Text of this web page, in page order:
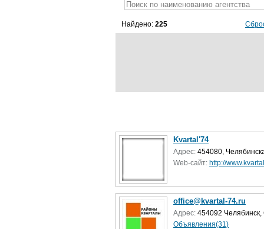
Найдено: 225
Kvartal'74
Адрес: 454080,
Web-сайт: http://
office@kvartal-74.ru
Адрес: 454092
Объявления(31)